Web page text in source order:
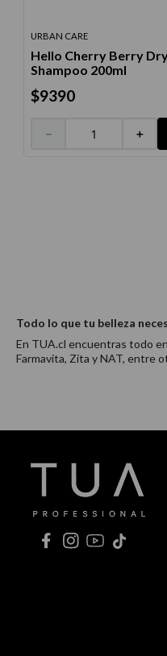
URBAN CARE
Hello Cherry Berry
Shampoo 200ml
$9390
＋
－
Todo lo que tu belleza
En TUA.cl encuentras todo
Farmavita, Zita y NAT, entre